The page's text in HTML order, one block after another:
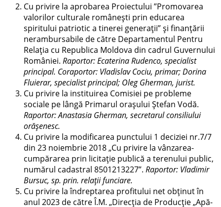
Cu privire la aprobarea Proiectului ”Promovarea
valorilor culturale românești prin educarea
spiritului patriotic a tinerei generații” și finanțării
nerambursabile de către Departamentul Pentru
Relația cu Republica Moldova din cadrul Guvernului
României. Raportor: Ecaterina Rudenco, specialist
principal. Coraportor: Vladislav Cociu, primar; Dorina
Fluierar, specialist principal; Oleg Gherman, jurist.
Cu privire la instituirea Comisiei pe probleme
sociale pe lângă Primarul orașului Ștefan Vodă.
Raportor: Anastasia Gherman, secretarul consiliului
orășenesc.
Cu privire la modificarea punctului 1 deciziei nr.7/7
din 23 noiembrie 2018 „Cu privire la vânzarea-
cumpărarea prin licitaţie publică a terenului public,
numărul cadastral 8501213227”. Raportor: Vladimir
Bursuc, sp. prin. relații funciare.
Cu privire la îndreptarea profitului net obţinut în
anul 2023 de către Î.M. „Direcţia de Producţie „Apă-